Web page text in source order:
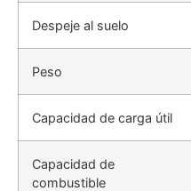
Despeje al suelo
Peso
Capacidad de carga útil
Capacidad de
combustible